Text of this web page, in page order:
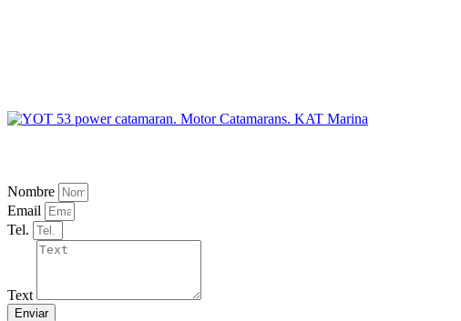
Nombre
Email
Tel.
Text
Enviar